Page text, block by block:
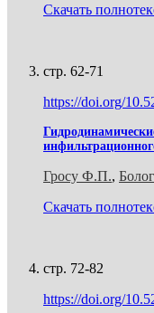
Скачать
стр. 62-71
https://doi.org/
Гросу Ф.П.,
Скачать
стр. 72-82
https://doi.org/